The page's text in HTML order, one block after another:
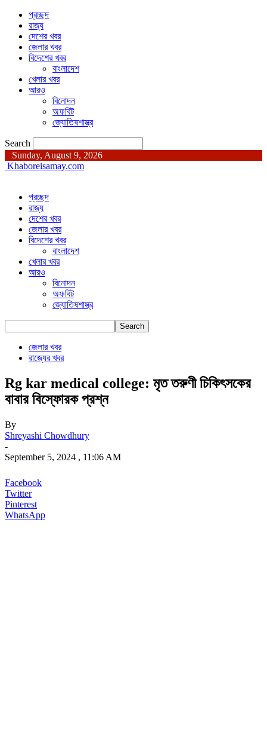
প্রচ্ছদ
রাজ্য
দেশের খবর
জেলার খবর
বিদেশের খবর
বাংলাদেশ
খেলার খবর
আরও
বিনোদন
অফবিট
জ্যোতিষশাস্ত্র
Search
Sunday, August 9, 2026
Khaboreisamay.com
প্রচ্ছদ
রাজ্য
দেশের খবর
জেলার খবর
বিদেশের খবর
বাংলাদেশ
খেলার খবর
আরও
বিনোদন
অফবিট
জ্যোতিষশাস্ত্র
জেলার খবর
রাজ্যের খবর
Rg kar medical college: মৃত তরুণী চিকিৎসকের
বাবার বিস্ফোরক প্রশ্ন
By
Shreyashi Chowdhury
-
September 5, 2024 , 11:06 AM
Facebook
Twitter
Pinterest
WhatsApp